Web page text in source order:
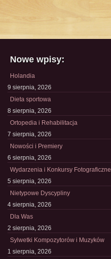
Nowe wpisy:
Holandia
9 sierpnia, 2026
Dieta sportowa
8 sierpnia, 2026
Ortopedia i Rehabilitacja
7 sierpnia, 2026
Nowości i Premiery
6 sierpnia, 2026
Wydarzenia i Konkursy Fotograficzne
5 sierpnia, 2026
Nietypowe Dyscypliny
4 sierpnia, 2026
Dla Was
2 sierpnia, 2026
Sylwetki Kompozytorów i Muzyków
1 sierpnia, 2026